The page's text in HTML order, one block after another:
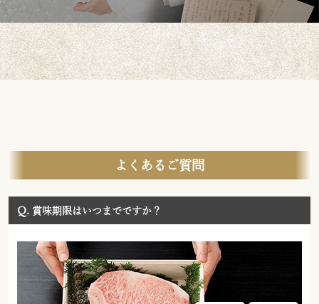
よくあるご質問
Q. 賞味期限はいつまでですか？